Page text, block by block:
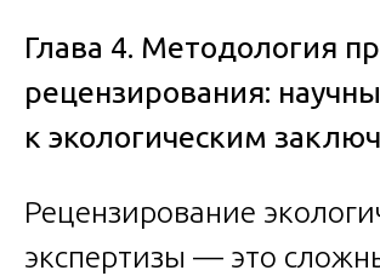
Глава 4. Методология
рецензирования:
к экологическим
Рецензирование
экспертизы — это